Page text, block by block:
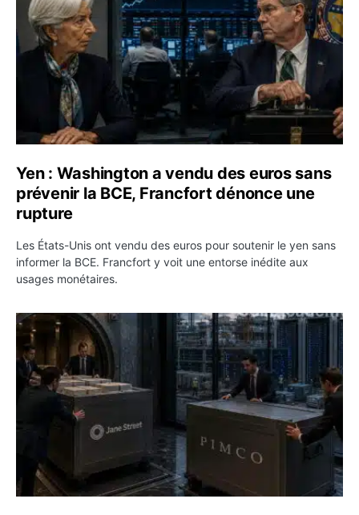
Yen : Washington a vendu des euros sans
prévenir la BCE, Francfort dénonce une
rupture
Les États-Unis ont vendu des euros pour soutenir le yen sans
informer la BCE. Francfort y voit une entorse inédite aux
usages monétaires.
Jane Street négocie le transfert de 11 milliards de